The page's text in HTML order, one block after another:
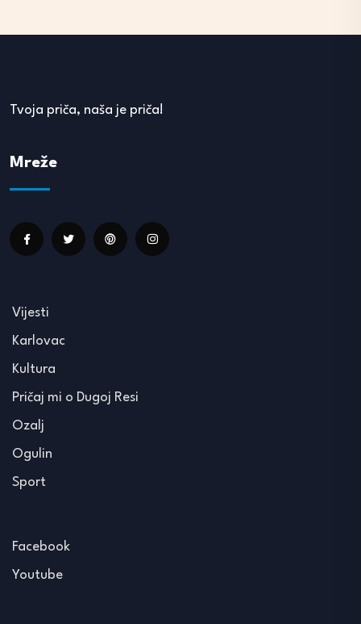
Tvoja priča, naša je priča!
Mreže
Vijesti
Karlovac
Kultura
Pričaj mi o Dugoj Resi
Ozalj
Ogulin
Sport
Facebook
Youtube